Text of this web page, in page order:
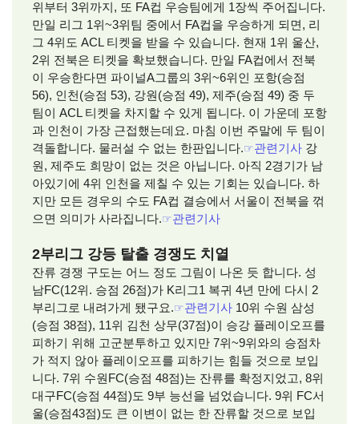
위부터 3위까지, 또 FA컵 우승팀에게 1장씩 주어집니다.
만일 리그 1위~3위팀 중에서 FA컵을 우승하게 되면, 리
그 4위도 ACL 티켓을 받을 수 있습니다. 현재 1위 울산,
2위 전북은 티켓을 확보했습니다. 만일 FA컵에서 전북
이 우승한다면 파이널A그룹의 3위~6위인 포항(승점
56), 인천(승점 53), 강원(승점 49), 제주(승점 49) 중 두
팀이 ACL 티켓을 차지할 수 있게 됩니다. 이 가운데 포항
과 인천이 가장 근접했는데요. 마침 이번 주말에 두 팀이
격돌합니다. 물러설 수 없는 한판입니다.☞관련기사 강
원, 제주도 희망이 없는 것은 아닙니다. 아직 2경기가 남
아있기에 4위 인천을 제칠 수 있는 기회는 있습니다. 하
지만 모든 경우의 수도 FA컵 결승에서 서울이 전북을 꺾
으면 의미가 사라집니다.☞관련기사
2부리그 강등 탈출 경쟁도 치열
잔류 경쟁 구도는 어느 정도 그림이 나온 듯 합니다. 성
남FC(12위. 승점 26점)가 K리그1 복귀 4년 만에 다시 2
부리그로 내려가게 됐구요.☞관련기사 10위 수원 삼성
(승점 38점), 11위 김천 상무(37점)이 승강 플레이오프를
피하기 위해 고군분투하고 있지만 7위~9위와의 승점차
가 적지 않아 플레이오프를 피하기는 힘들 것으로 보입
니다. 7위 수원FC(승점 48점)는 잔류를 확정지었고, 8위
대구FC(승점 44점)도 9부 능선을 넘었습니다. 9위 FC서
울(승점43점)도 큰 이변이 없는 한 잔류할 것으로 보입